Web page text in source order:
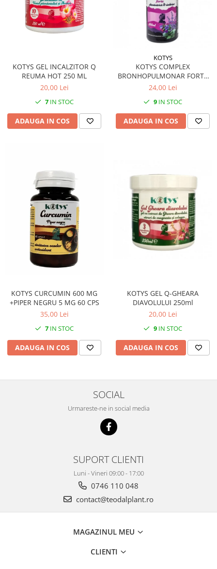
KOTYS GEL INCALZITOR Q
REUMA HOT 250 ML
20,00 Lei
7 IN STOC
ADAUGA IN COS
KOTYS
KOTYS COMPLEX
BRONHOPULMONAR FORTE
SIROP 200 ML
24,00 Lei
9 IN STOC
ADAUGA IN COS
KOTYS CURCUMIN 600 MG
+PIPER NEGRU 5 MG 60 CPS
35,00 Lei
7 IN STOC
ADAUGA IN COS
KOTYS GEL Q-GHEARA
DIAVOLULUI 250ml
20,00 Lei
9 IN STOC
ADAUGA IN COS
SOCIAL
Urmareste-ne in social media
SUPORT CLIENTI
Luni - Vineri 09:00 - 17:00
0746 110 048
contact@teodalplant.ro
MAGAZINUL MEU
CLIENTI